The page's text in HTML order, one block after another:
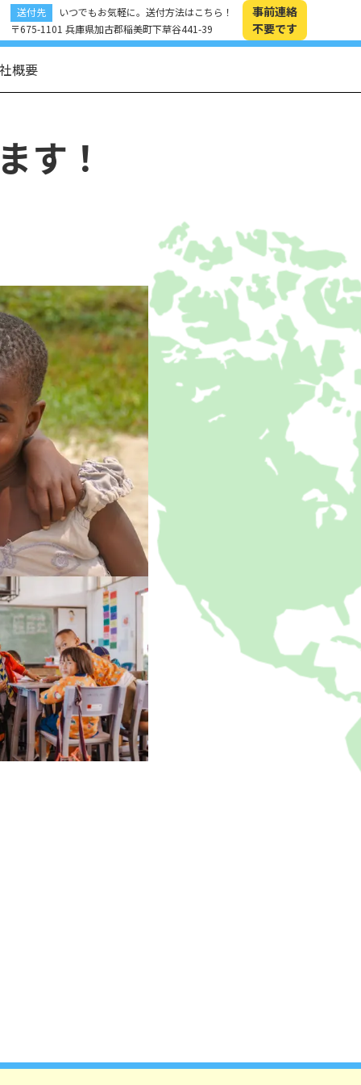
送付先
いつでもお気軽に。送付方法はこちら！
〒675-1101 兵庫県加古郡稲美町下草谷441-39
事前連絡
不要です
概要
す！